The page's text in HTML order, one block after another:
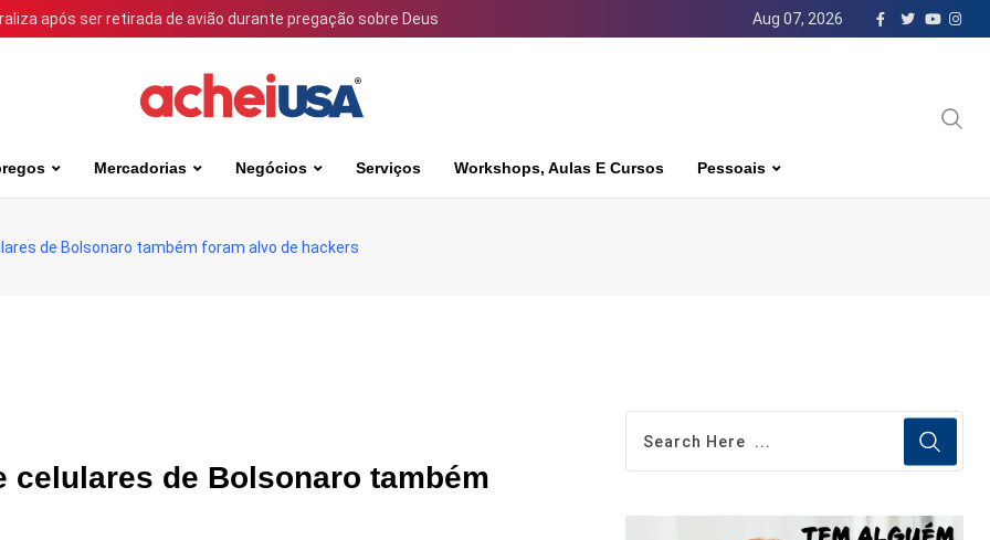
após ser retirada de avião durante pregação sobre Deus Aug 07, 2026
Mercadorias Negócios Serviços Workshops, Aulas E Cursos Pessoais
de Bolsonaro também foram alvo de hackers
de Bolsonaro também